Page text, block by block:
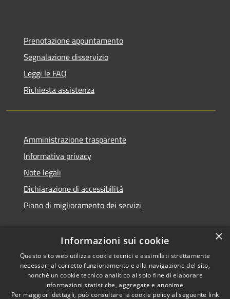
Prenotazione appuntamento
Segnalazione disservizio
Leggi le FAQ
Richiesta assistenza
Amministrazione trasparente
Informativa privacy
Note legali
Dichiarazione di accessibilità
Piano di miglioramento dei servizi
RSS
Accessibilità
Privacy
Cookie
Copyright © 2026 • Comune di
Treviglio • Powered by
Municipium•Accesso
redazione
×
Informazioni sui cookie
Questo sito web utilizza cookie tecnici e assimilati strettamente
necessari al corretto funzionamento e alla navigazione del sito,
nonché un cookie tecnico analitico al solo fine di elaborare
informazioni statistiche, aggregate e anonime.
Per maggiori dettagli, può consultare la cookie policy al seguente link